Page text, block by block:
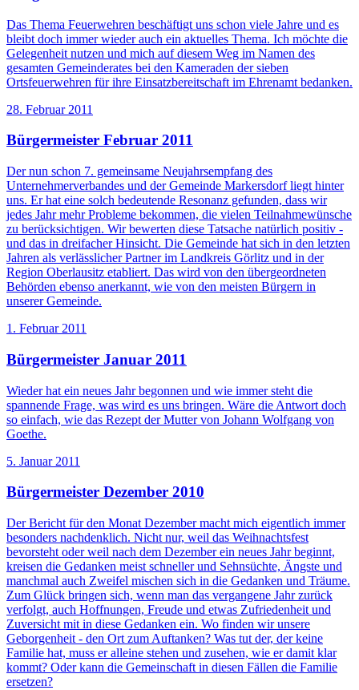
Das Thema Feuerwehren beschäftigt uns schon viele Jahre und es
bleibt doch immer wieder auch ein aktuelles Thema. Ich möchte die
Gelegenheit nutzen und mich auf diesem Weg im Namen des
gesamten Gemeinderates bei den Kameraden der sieben
Ortsfeuerwehren für ihre Einsatzbereitschaft im Ehrenamt bedanken.
28. Februar 2011
Bürgermeister Februar 2011
Der nun schon 7. gemeinsame Neujahrsempfang des
Unternehmerverbandes und der Gemeinde Markersdorf liegt hinter
uns. Er hat eine solch bedeutende Resonanz gefunden, dass wir
jedes Jahr mehr Probleme bekommen, die vielen Teilnahmewünsche
zu berücksichtigen. Wir bewerten diese Tatsache natürlich positiv -
und das in dreifacher Hinsicht. Die Gemeinde hat sich in den letzten
Jahren als verlässlicher Partner im Landkreis Görlitz und in der
Region Oberlausitz etabliert. Das wird von den übergeordneten
Behörden ebenso anerkannt, wie von den meisten Bürgern in
unserer Gemeinde.
1. Februar 2011
Bürgermeister Januar 2011
Wieder hat ein neues Jahr begonnen und wie immer steht die
spannende Frage, was wird es uns bringen. Wäre die Antwort doch
so einfach, wie das Rezept der Mutter von Johann Wolfgang von
Goethe.
5. Januar 2011
Bürgermeister Dezember 2010
Der Bericht für den Monat Dezember macht mich eigentlich immer
besonders nachdenklich. Nicht nur, weil das Weihnachtsfest
bevorsteht oder weil nach dem Dezember ein neues Jahr beginnt,
kreisen die Gedanken meist schneller und Sehnsüchte, Ängste und
manchmal auch Zweifel mischen sich in die Gedanken und Träume.
Zum Glück bringen sich, wenn man das vergangene Jahr zurück
verfolgt, auch Hoffnungen, Freude und etwas Zufriedenheit und
Zuversicht mit in diese Gedanken ein. Wo finden wir unsere
Geborgenheit - den Ort zum Auftanken? Was tut der, der keine
Familie hat, muss er alleine stehen und zusehen, wie er damit klar
kommt? Oder kann die Gemeinschaft in diesen Fällen die Familie
ersetzen?